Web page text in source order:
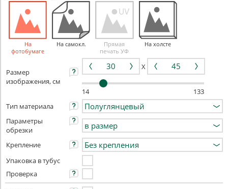
На
фотобумаге
На самокл.
Прямая
печать УФ
На холсте
Размер
изображения, см
X
14
133
Тип материала
Параметры
обрезки
Крепление
Упаковка в тубус
Проверка